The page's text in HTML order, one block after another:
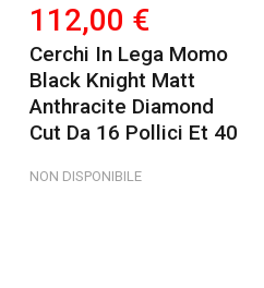
112,00 €
Cerchi In Lega Momo
Black Knight Matt
Anthracite Diamond
Cut Da 16 Pollici Et 40
NON DISPONIBILE